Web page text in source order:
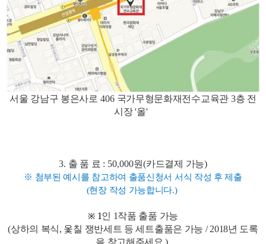
서울 강남구 봉은사로 406 국가무형문화재전수교육관 3층 전
시장 '올'
3. 출 품 료 : 50,000원(카드결제 가능)
※ 첨부된 예시를 참고하여 출품신청서 서식 작성 후 제출
(현장 작성 가능합니다.)
※ 1인 1작품 출품 가능
(상하의 복식, 옻칠 쟁반세트 등 세트출품은 가능 / 2018년 도록